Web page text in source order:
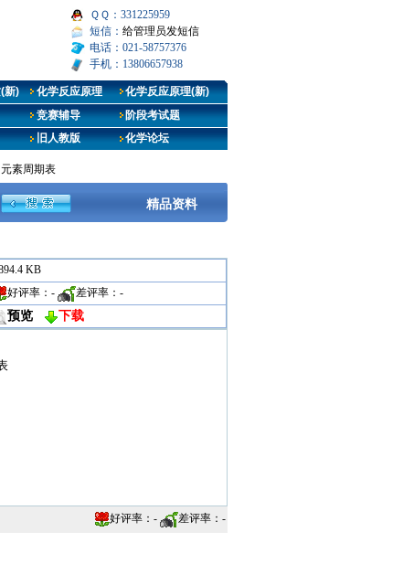
ＱＱ：331225959
短信： 给管理员发短信
电话：021-58757376
手机：13806657938
新) 化学反应原理
化学反应原理(新)
竞赛辅导
阶段考试题
旧人教版 化学论坛
素周期表
精品资料
KB
好评率： - 差评率： -
预览 下载
好评率： - 差评率： -